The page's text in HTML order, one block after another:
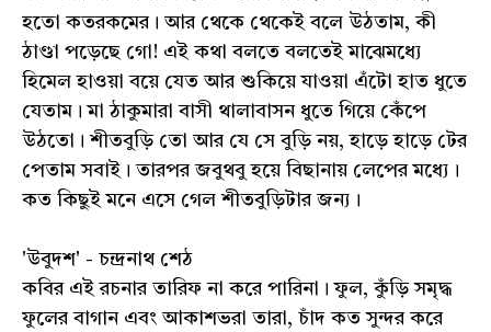
হতো কতরকমের। আর থেকে থেকেই বলে উঠতাম, কী
ঠাণ্ডা পড়েছে গো! এই কথা বলতে বলতেই মাঝেমধ্যে
হিমেল হাওয়া বয়ে যেত আর শুকিয়ে যাওয়া এঁটো হাত ধুতে
যেতাম। মা ঠাকুমারা বাসী থালাবাসন ধুতে গিয়ে কেঁপে
উঠতো। শীতবুড়ি তো আর যে সে বুড়ি নয়, হাড়ে হাড়ে টের
পেতাম সবাই। তারপর জবুথবু হয়ে বিছানায় লেপের মধ্যে।
কত কিছুই মনে এসে গেল শীতবুড়িটার জন্য।
'উবুদশ' - চন্দ্রনাথ শেঠ
কবির এই রচনার তারিফ না করে পারিনা। ফুল, কুঁড়ি সমৃদ্ধ
ফুলের বাগান এবং আকাশভরা তারা, চাঁদ কত সুন্দর করে